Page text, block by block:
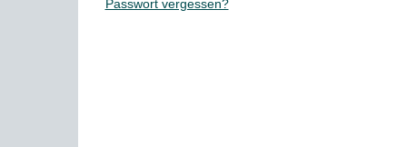
Passwort vergessen?